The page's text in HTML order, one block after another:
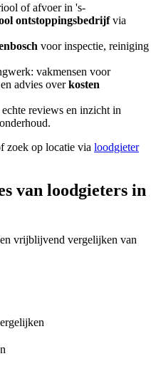
of afvoer in 's-
ontstoppingsbedrijfvia
voor inspectie, reiniging
vakmensen voor
advies overkosten
reviews en inzicht in
zoek op locatie via loodgieter
van loodgieters in
vrijblijvend vergelijken van